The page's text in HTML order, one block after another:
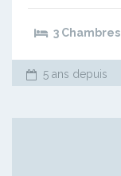
3 Chambres
5 ans depuis